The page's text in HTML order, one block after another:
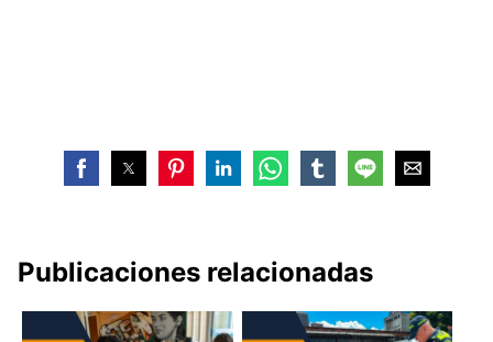
Publicaciones relacionadas